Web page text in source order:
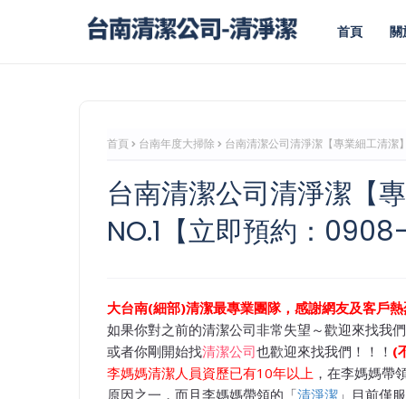
首頁 關
首頁 台南年度大掃除 台南清潔公司清淨潔【專業細工清
台南清潔公司清淨潔【
NO.1【立即預約：
大台南(細部)清潔最專業團隊，感謝網友及客戶
如果你對之前的清潔公司非常失望～歡迎來找我
或者你剛開始找清潔公司也歡迎來找我們！！！ (
李媽媽清潔人員資歷已有10年以上 ，在李媽媽帶
原因之一，而且李媽媽帶領的「清淨潔 」目前僅